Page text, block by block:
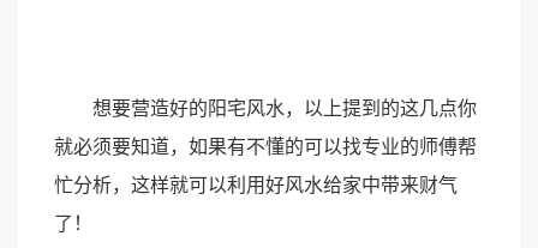
想要营造好的阳宅风水，以上提到的这几点你
就必须要知道，如果有不懂的可以找专业的师傅帮
忙分析，这样就可以利用好风水给家中带来财气
了！